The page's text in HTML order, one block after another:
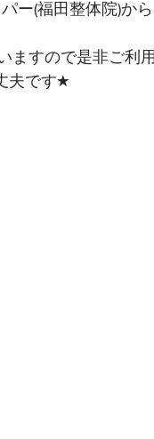
ー(福田整体院)か
ますので是非ご利
夫です★﻿